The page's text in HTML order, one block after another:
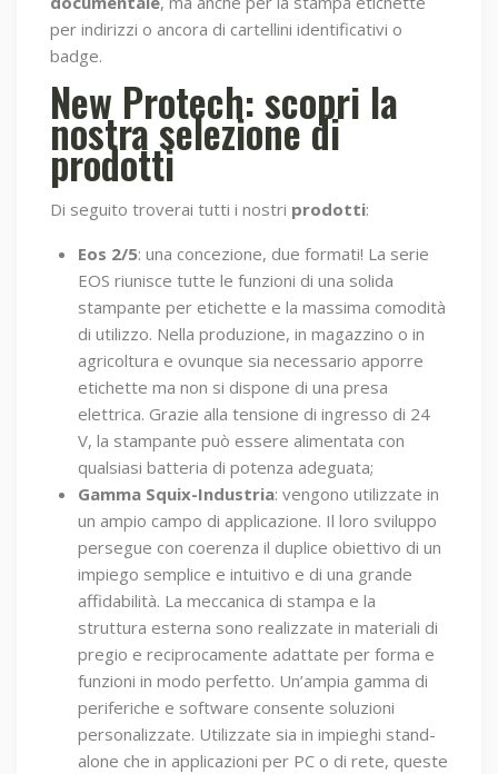
per indirizzi o ancora di cartellini identificativi o
badge.
New Protech: scopri la
nostra selezione di
prodotti
Di seguito troverai tutti i nostri prodotti:
Eos 2/5: una concezione, due formati! La serie
EOS riunisce tutte le funzioni di una solida
stampante per etichette e la massima comodità
di utilizzo. Nella produzione, in magazzino o in
agricoltura e ovunque sia necessario apporre
etichette ma non si dispone di una presa
elettrica. Grazie alla tensione di ingresso di 24
V, la stampante può essere alimentata con
qualsiasi batteria di potenza adeguata;
Gamma Squix-Industria: vengono utilizzate in
un ampio campo di applicazione. Il loro sviluppo
persegue con coerenza il duplice obiettivo di un
impiego semplice e intuitivo e di una grande
affidabilità. La meccanica di stampa e la
struttura esterna sono realizzate in materiali di
pregio e reciprocamente adattate per forma e
funzioni in modo perfetto. Un’ampia gamma di
periferiche e software consente soluzioni
personalizzate. Utilizzate sia in impieghi stand-
alone che in applicazioni per PC o di rete, queste